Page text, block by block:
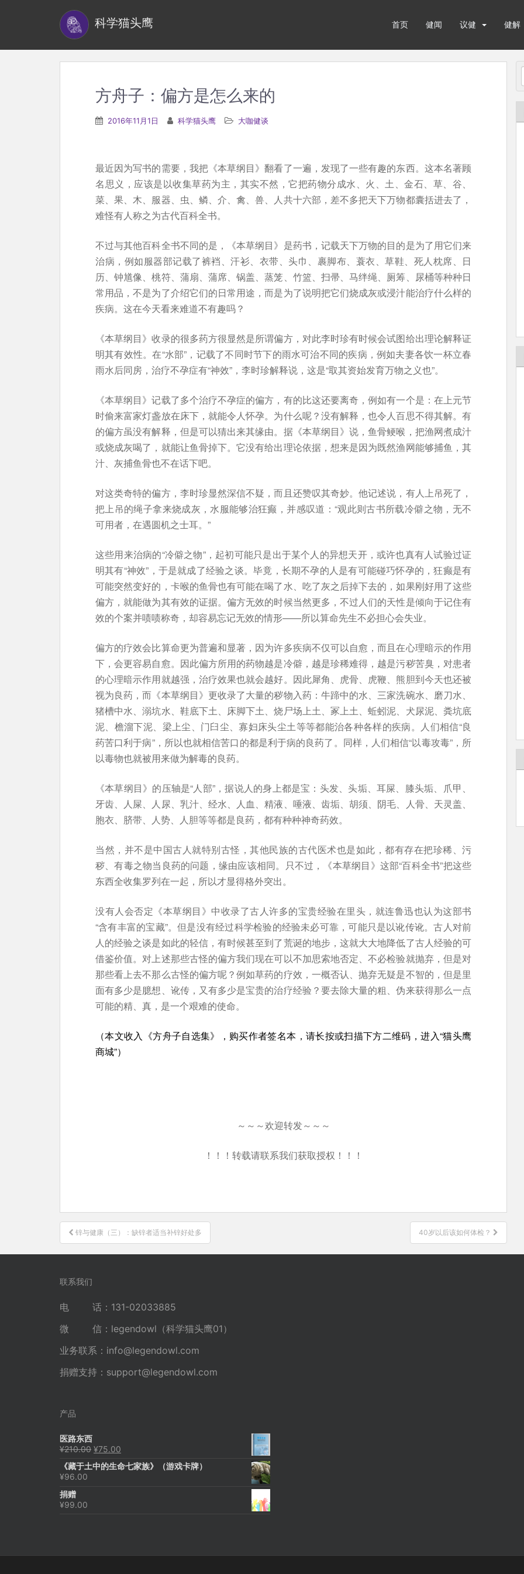
科学猫头鹰 首页 健闻 议健 健解
方舟子：偏方是怎么来的
2016年11月1日 科学猫头鹰 大咖健谈
最近因为写书的需要，我把《本草纲目》翻看了一遍，发现了一些有趣的东西。这本名著顾
名思义，应该是以收集草药为主，其实不然，它把药物分成水、火、土、金石、草、谷、
菜、果、木、服器、虫、鳞、介、禽、兽、人共十六部，差不多把天下万物都囊括进去了，
难怪有人称之为古代百科全书。
不过与其他百科全书不同的是，《本草纲目》是药书，记载天下万物的目的是为了用它们来
治病，例如服器部记载了裤裆、汗衫、衣带、头巾、裹脚布、蓑衣、草鞋、死人枕席、日
历、钟馗像、桃符、蒲扇、蒲席、锅盖、蒸笼、竹篮、扫帚、马绊绳、厕筹、尿桶等种种日
常用品，不是为了介绍它们的日常用途，而是为了说明把它们烧成灰或浸汁能治疗什么样的
疾病。这在今天看来难道不有趣吗？
《本草纲目》收录的很多药方很显然是所谓偏方，对此李时珍有时候会试图给出理论解释证
明其有效性。在“水部”，记载了不同时节下的雨水可治不同的疾病，例如夫妻各饮一杯立春
雨水后同房，治疗不孕症有“神效”，李时珍解释说，这是“取其资始发育万物之义也”。
《本草纲目》记载了多个治疗不孕症的偏方，有的比这还要离奇，例如有一个是：在上元节
时偷来富家灯盏放在床下，就能令人怀孕。为什么呢？没有解释，也令人百思不得其解。有
的偏方虽没有解释，但是可以猜出来其缘由。据《本草纲目》说，鱼骨鲠喉，把渔网煮成汁
或烧成灰喝了，就能让鱼骨掉下。它没有给出理论依据，想来是因为既然渔网能够捕鱼，其
汁、灰捕鱼骨也不在话下吧。
对这类奇特的偏方，李时珍显然深信不疑，而且还赞叹其奇妙。他记述说，有人上吊死了，
把上吊的绳子拿来烧成灰，水服能够治狂癫，并感叹道：“观此则古书所载冷僻之物，无不
可用者，在遇圆机之士耳。”
这些用来治病的“冷僻之物”，起初可能只是出于某个人的异想天开，或许也真有人试验过证
明其有“神效”，于是就成了经验之谈。毕竟，长期不孕的人是有可能碰巧怀孕的，狂癫是有
可能突然变好的，卡喉的鱼骨也有可能在喝了水、吃了灰之后掉下去的，如果刚好用了这些
偏方，就能做为其有效的证据。偏方无效的时候当然更多，不过人们的天性是倾向于记住有
效的个案并啧啧称奇，却容易忘记无效的情形——所以算命先生不必担心会失业。
偏方的疗效会比算命更为普遍和显著，因为许多疾病不仅可以自愈，而且在心理暗示的作用
下，会更容易自愈。因此偏方所用的药物越是冷僻，越是珍稀难得，越是污秽苦臭，对患者
的心理暗示作用就越强，治疗效果也就会越好。因此犀角、虎骨、虎鞭、熊胆到今天也还被
视为良药，而《本草纲目》更收录了大量的秽物入药：牛蹄中的水、三家洗碗水、磨刀水、
猪槽中水、溺坑水、鞋底下土、床脚下土、烧尸场上土、冢上土、蚯蚓泥、犬尿泥、粪坑底
泥、檐溜下泥、梁上尘、门臼尘、寡妇床头尘土等等都能治各种各样的疾病。人们相信“良
药苦口利于病”，所以也就相信苦口的都是利于病的良药了。同样，人们相信“以毒攻毒”，所
以毒物也就被用来做为解毒的良药。
《本草纲目》的压轴是“人部”，据说人的身上都是宝：头发、头垢、耳屎、膝头垢、爪甲、
牙齿、人屎、人尿、乳汁、经水、人血、精液、唾液、齿垢、胡须、阴毛、人骨、天灵盖、
胞衣、脐带、人势、人胆等等都是良药，都有种种神奇药效。
当然，并不是中国古人就特别古怪，其他民族的古代医术也是如此，都有存在把珍稀、污
秽、有毒之物当良药的问题，缘由应该相同。只不过，《本草纲目》这部“百科全书”把这些
东西全收集罗列在一起，所以才显得格外突出。
没有人会否定《本草纲目》中收录了古人许多的宝贵经验在里头，就连鲁迅也认为这部书
“含有丰富的宝藏”。但是没有经过科学检验的经验未必可靠，可能只是以讹传讹。古人对前
人的经验之谈是如此的轻信，有时候甚至到了荒诞的地步，这就大大地降低了古人经验的可
借鉴价值。对上述那些古怪的偏方我们现在可以不加思索地否定、不必检验就抛弃，但是对
那些看上去不那么古怪的偏方呢？例如草药的疗效，一概否认、抛弃无疑是不智的，但是里
面有多少是臆想、讹传，又有多少是宝贵的治疗经验？要去除大量的粗、伪来获得那么一点
可能的精、真，是一个艰难的使命。
（本文收入《方舟子自选集》，购买作者签名本，请长按或扫描下方二维码，进入“猫头鹰
商城”）
～～～欢迎转发～～～
！！！转载请联系我们获取授权！！！
文
章
导
锌与健康（三）：缺锌者适当补锌好处多 40岁以后该如何体检？
联系我们
电 话：131-02033885
微 信：legendowl（科学猫头鹰01）
业务联系： info@legendowl.com
捐赠支持： support@legendowl.com
产品
医路东西
¥210.00 原
为：
¥75.00
价
《藏于土中的生命七家族》（游戏卡牌）
¥96.00
捐赠
¥99.00